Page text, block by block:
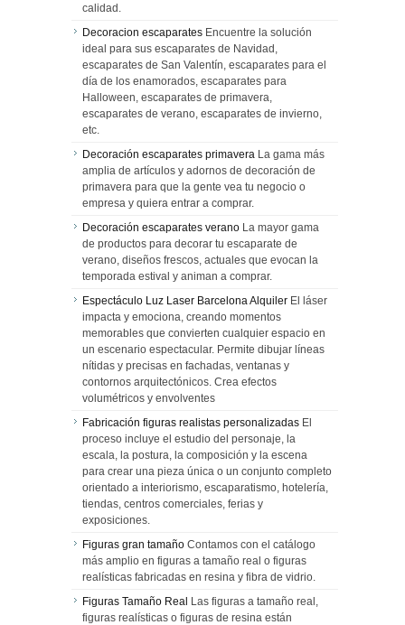
calidad.
Decoracion escaparates Encuentre la solución
ideal para sus escaparates de Navidad,
escaparates de San Valentín, escaparates para el
día de los enamorados, escaparates para
Halloween, escaparates de primavera,
escaparates de verano, escaparates de invierno,
etc.
Decoración escaparates primavera La gama más
amplia de artículos y adornos de decoración de
primavera para que la gente vea tu negocio o
empresa y quiera entrar a comprar.
Decoración escaparates verano La mayor gama
de productos para decorar tu escaparate de
verano, diseños frescos, actuales que evocan la
temporada estival y animan a comprar.
Espectáculo Luz Laser Barcelona Alquiler El láser
impacta y emociona, creando momentos
memorables que convierten cualquier espacio en
un escenario espectacular. Permite dibujar líneas
nítidas y precisas en fachadas, ventanas y
contornos arquitectónicos. Crea efectos
volumétricos y envolventes
Fabricación figuras realistas personalizadas El
proceso incluye el estudio del personaje, la
escala, la postura, la composición y la escena
para crear una pieza única o un conjunto completo
orientado a interiorismo, escaparatismo, hotelería,
tiendas, centros comerciales, ferias y
exposiciones.
Figuras gran tamaño Contamos con el catálogo
más amplio en figuras a tamaño real o figuras
realísticas fabricadas en resina y fibra de vidrio.
Figuras Tamaño Real Las figuras a tamaño real,
figuras realísticas o figuras de resina están